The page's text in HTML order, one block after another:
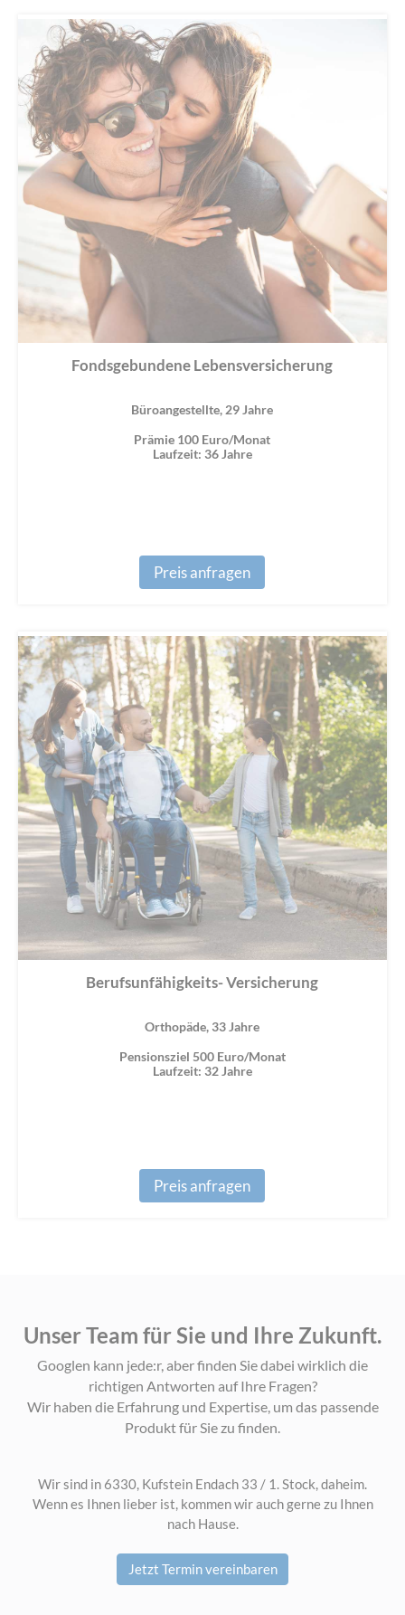
Fondsgebundene Lebensversicherung
Büroangestellte, 29 Jahre
Prämie 100 Euro/Monat
Laufzeit: 36 Jahre
Preis anfragen
Berufsunfähigkeits- Versicherung
Orthopäde, 33 Jahre
Pensionsziel 500 Euro/Monat
Laufzeit: 32 Jahre
Preis anfragen
Unser Team für Sie und Ihre Zukunft.
Googlen kann jede:r, aber finden Sie dabei wirklich die
richtigen Antworten auf Ihre Fragen?
Wir haben die Erfahrung und Expertise, um das passende
Produkt für Sie zu finden.
Wir sind in 6330, Kufstein Endach 33 / 1. Stock, daheim.
Wenn es Ihnen lieber ist, kommen wir auch gerne zu Ihnen
nach Hause.
Jetzt Termin vereinbaren